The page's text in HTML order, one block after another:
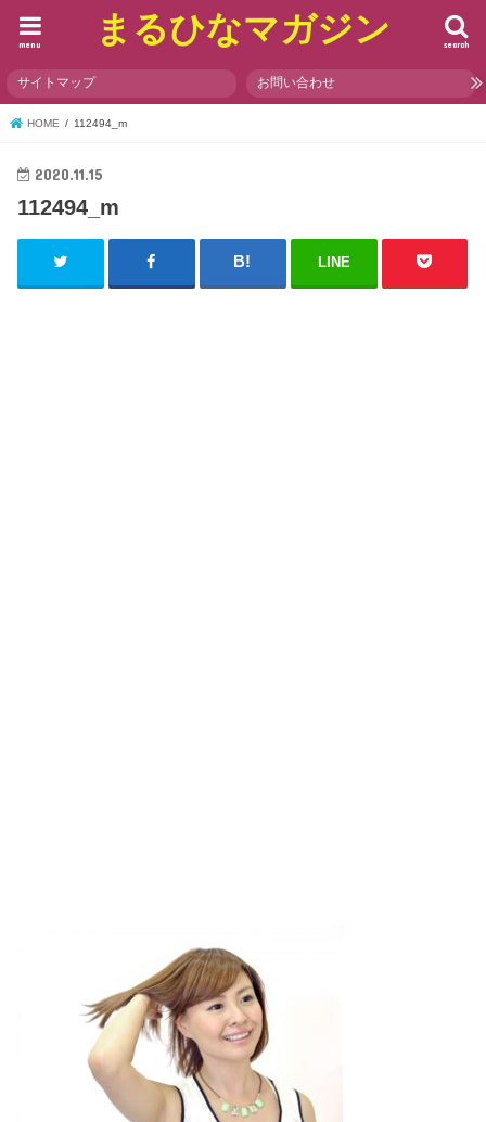
まるひなマガジン search
menu
サイトマップ お問い合わせ
HOME 112494_m
2020.11.15
112494_m
LINE